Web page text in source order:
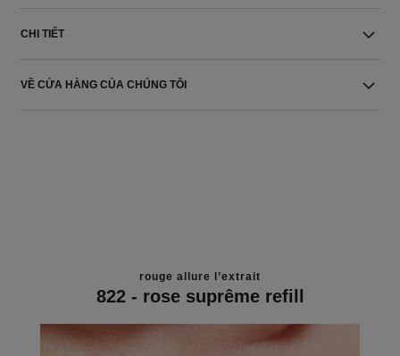
CHI TIẾT
VỀ CỬA HÀNG CỦA CHÚNG TÔI
rouge allure l’extrait
822 - rose suprême refill